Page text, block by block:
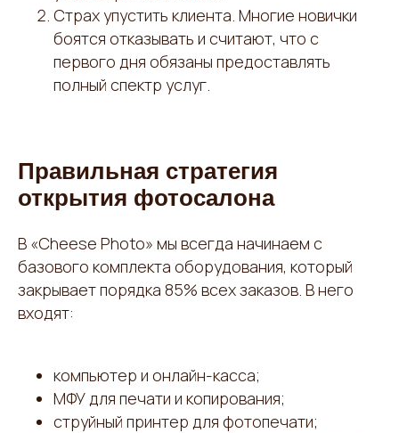
Страх упустить клиента. Многие новички
боятся отказывать и считают, что с
первого дня обязаны предоставлять
полный спектр услуг.
Правильная стратегия
открытия фотосалона
В «Cheese Photo» мы всегда начинаем с
базового комплекта оборудования, который
закрывает порядка 85% всех заказов. В него
входят:
компьютер и онлайн-касса;
МФУ для печати и копирования;
струйный принтер для фотопечати;